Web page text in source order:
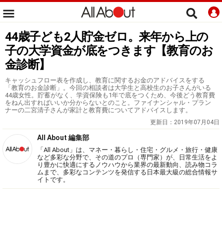
44歳子ども2人貯金ゼロ。来年から上の
子の大学資金が底をつきます【教育のお
金診断】
キャッシュフロー表を作成し、教育に関するお金のアドバイスをする
「教育のお金診断」。今回の相談者は大学生と高校生のお子さんがいる
44歳女性。貯蓄がなく、学資保険も1年で底をつくため、今後どう教育費
をねん出すればいいか分からないとのこと。ファイナンシャル・プラン
ナーの二宮清子さんが家計と教育費についてアドバイスします。
更新日： 2019年07月04日
All About 編集部
「All About」は、マネー・暮らし・住宅・グルメ・旅行・健康
など多彩な分野で、その道のプロ（専門家）が、日常生活をよ
り豊かに快適にするノウハウから業界の最新動向、読み物コラ
ムまで、多彩なコンテンツを発信する日本最大級の総合情報サ
イトです。